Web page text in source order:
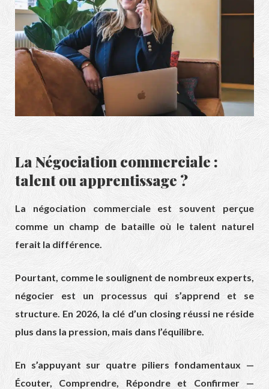
La Négociation commerciale :
talent ou apprentissage ?
La négociation commerciale est souvent perçue
comme un champ de bataille où le talent naturel
ferait la différence.
Pourtant, comme le soulignent de nombreux experts,
négocier est un processus qui s’apprend et se
structure. En 2026, la clé d’un closing réussi ne réside
plus dans la pression, mais dans l’équilibre.
En s’appuyant sur quatre piliers fondamentaux —
Écouter, Comprendre, Répondre et Confirmer —